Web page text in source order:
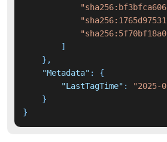
]
} ,
"Metadata" :
{
"LastTagTime" :
"2025-
}
}